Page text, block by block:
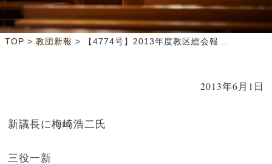
TOP > 教団新報 > 【4774号】2013年度教区総会報告 九州、四国、北海
2013年6月1日
新議長に梅崎浩二氏
三役一新